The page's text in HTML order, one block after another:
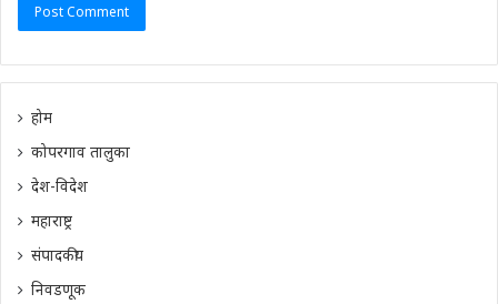
होम
कोपरगाव तालुका
देश-विदेश
महाराष्ट्र
संपादकीय
निवडणूक